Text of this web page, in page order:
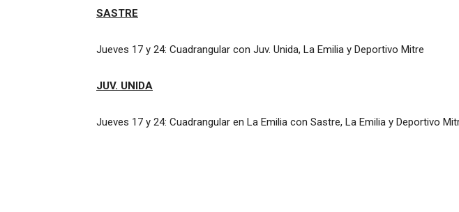
SASTRE
Jueves 17 y 24: Cuadrangular con Juv. Unida, La Emilia y Deportivo Mitre
JUV. UNIDA
Jueves 17 y 24: Cuadrangular en La Emilia con Sastre, La Emilia y Deportivo